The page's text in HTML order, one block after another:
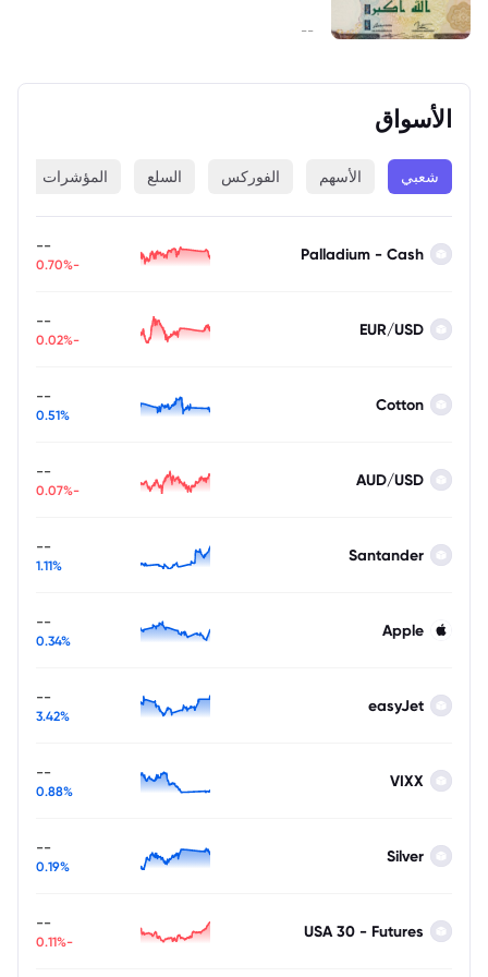
--
الأسواق
شعبي الأسهم الفوركس السلع المؤشرات
Palladium - Cash
--
-0.70%
EUR/USD
--
-0.02%
Cotton
--
0.51%
AUD/USD
--
-0.07%
Santander
--
1.11%
Apple
--
0.34%
easyJet
--
3.42%
VIXX
--
0.88%
Silver
--
0.19%
USA 30 - Futures
--
-0.11%